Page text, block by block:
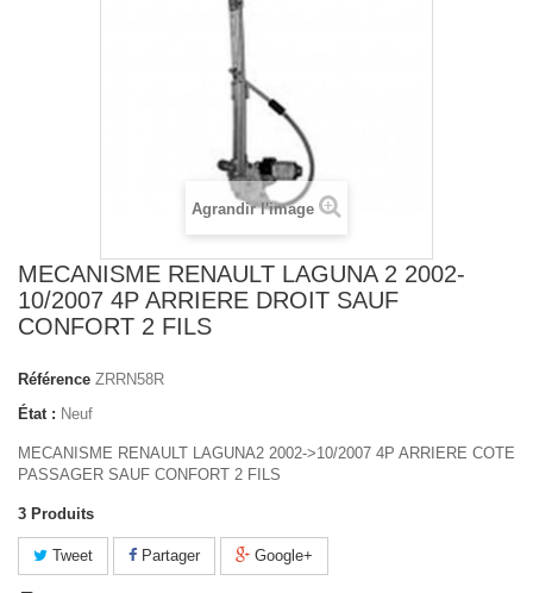
Agrandir l'image
MECANISME RENAULT LAGUNA 2 2002-
10/2007 4P ARRIERE DROIT SAUF
CONFORT 2 FILS
Référence ZRRN58R
État : Neuf
MECANISME RENAULT LAGUNA2 2002->10/2007 4P ARRIERE COTE
PASSAGER SAUF CONFORT 2 FILS
3 Produits
Tweet Partager Google+